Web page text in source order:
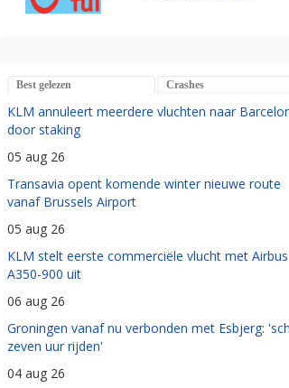
Best gelezen Crashes
KLM annuleert meerdere vluchten naar
door staking
05 aug 26
Transavia opent komende winter nieuwe route
vanaf Brussels Airport
05 aug 26
KLM stelt eerste commerciële vlucht met Airbus
A350-900 uit
06 aug 26
Groningen vanaf nu verbonden met Esbjerg:
zeven uur rijden'
04 aug 26